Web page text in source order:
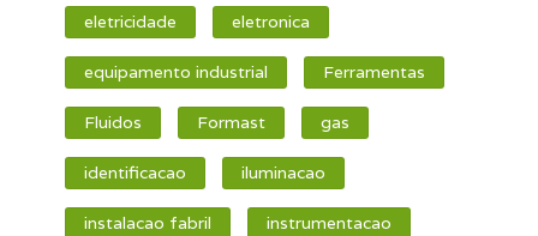
eletricidade eletronica
equipamento industrial Ferramentas
Fluidos Formast gas
identificacao iluminacao
instalacao fabril instrumentacao